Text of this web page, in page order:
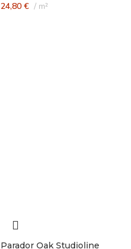
24,80 € m²
Parador Oak Studioline